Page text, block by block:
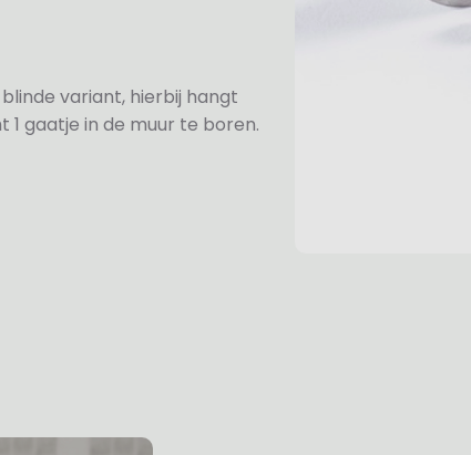
variant, hierbij hangt
gaatje in de muur te boren.